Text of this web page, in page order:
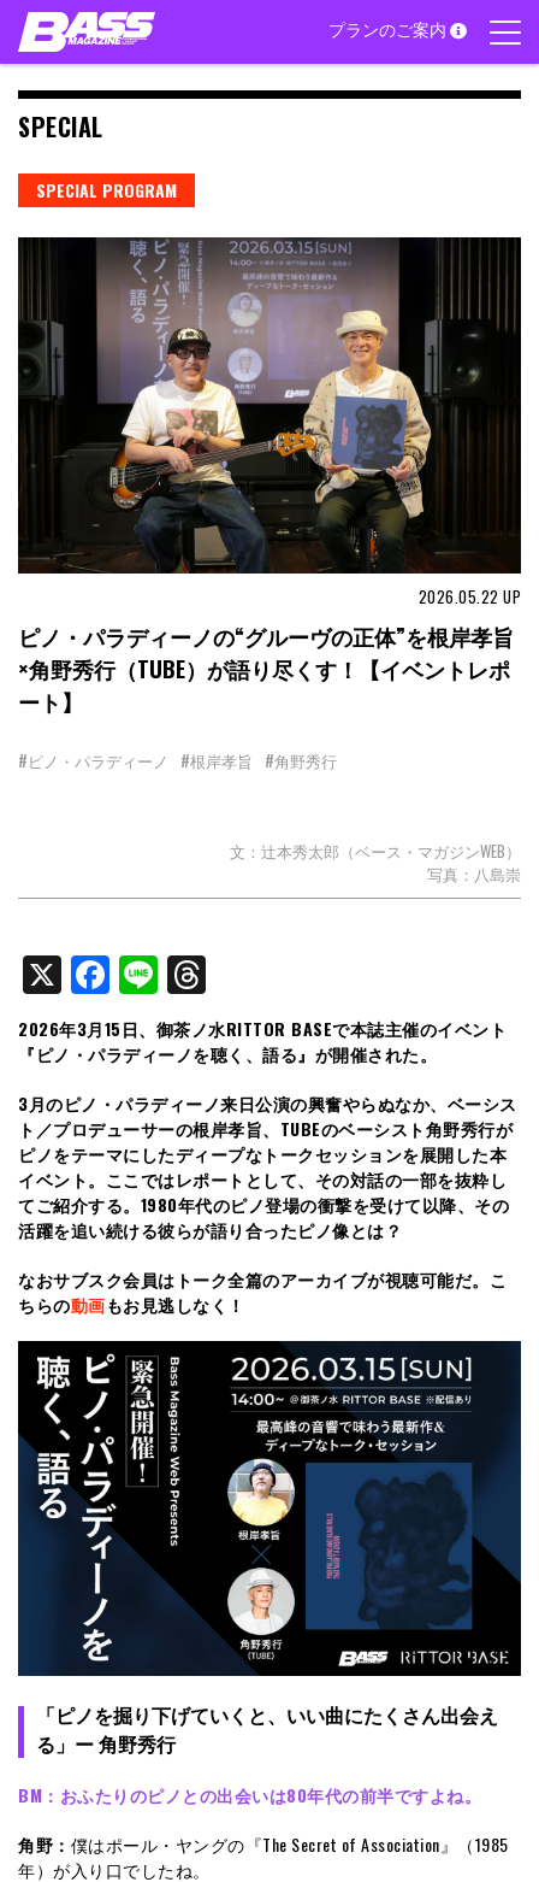
Skip
content
プランのご案内
SPECIAL
SPECIAL PROGRAM
2026.05.22 UP
ピノ・パラディーノの“グルーヴの正体”を根岸孝旨
×角野秀行（TUBE）が語り尽くす！【イベントレポ
ート】
#ピノ・パラディーノ #根岸孝旨 #角野秀行
文：辻本秀太郎（ベース・マガジンWEB）
写真：八島崇
X Facebook
Line
2026年3月15日、御茶ノ水RITTOR BASEで本誌主催のイベント
『ピノ・パラディーノを聴く、語る』が開催された。
3月のピノ・パラディーノ来日公演の興奮やらぬなか、ベーシス
ト／プロデューサーの根岸孝旨、TUBEのベーシスト角野秀行が
ピノをテーマにしたディープなトークセッションを展開した本
イベント。ここではレポートとして、その対話の一部を抜粋し
てご紹介する。1980年代のピノ登場の衝撃を受けて以降、その
活躍を追い続ける彼らが語り合ったピノ像とは？
なおサブスク会員はトーク全篇のアーカイブが視聴可能だ。こ
ちらの動画もお見逃しなく！
「ピノを掘り下げていくと、いい曲にたくさん出会え
る」ー 角野秀行
BM： おふたりのピノとの出会いは80年代の前半ですよね。
角野： 僕はポール・ヤングの『The Secret of Association』（1985
年）が入り口でしたね。